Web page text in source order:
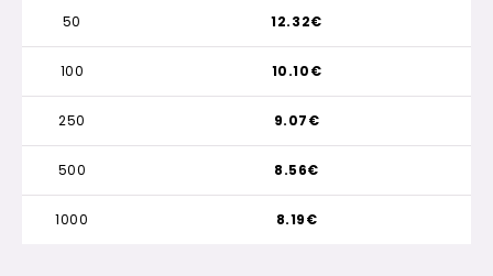
50
100
250
500
1000
12.32€
10.10€
9.07€
8.56€
8.19€